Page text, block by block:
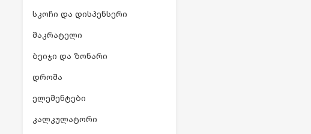
სკოჩი და დისპენსერი
მაკრატელი
ბეიჯი და ზონარი
დროშა
ელემენტები
კალკულატორი